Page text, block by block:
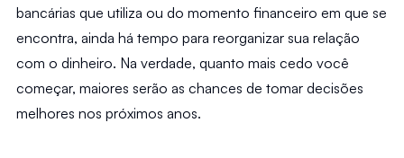
bancárias que utiliza ou do momento financeiro em que se
encontra, ainda há tempo para reorganizar sua relação
com o dinheiro. Na verdade, quanto mais cedo você
começar, maiores serão as chances de tomar decisões
melhores nos próximos anos.